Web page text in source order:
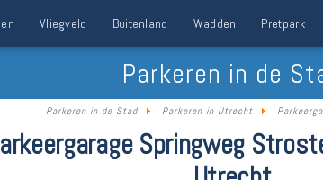
Vliegveld Buitenland Wadden Pretpark
Parkeren in de
Parkeren in de Stad Parkeren in Utrecht
Springweg